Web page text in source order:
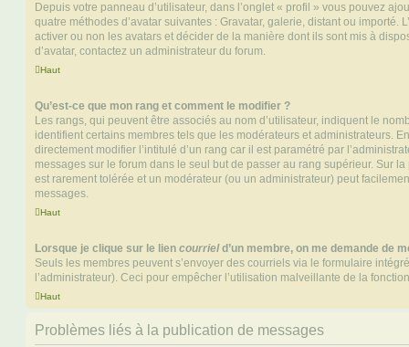
Depuis votre panneau d’utilisateur, dans l’onglet « profil » vous pouvez
quatre méthodes d’avatar suivantes : Gravatar, galerie, distant ou importé.
activer ou non les avatars et décider de la manière dont ils sont mis à
d’avatar, contactez un administrateur du forum.
Haut
Qu’est-ce que mon rang et comment le modifier ?
Les rangs, qui peuvent être associés au nom d’utilisateur, indiquent le
identifient certains membres tels que les modérateurs et administrateurs.
directement modifier l’intitulé d’un rang car il est paramétré par
messages sur le forum dans le seul but de passer au rang supérieur. Sur
est rarement tolérée et un modérateur (ou un administrateur) peut
messages.
Haut
Lorsque je clique sur le lien courrield’un membre, on me demande de
Seuls les membres peuvent s’envoyer des courriels via le formulaire
l’administrateur). Ceci pour empêcher l’utilisation malveillante de la
Haut
Problèmes liés à la publication de messages